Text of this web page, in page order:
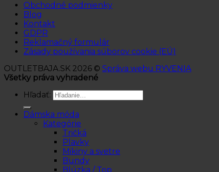
Obchodné podmienky
Blog
Kontakt
GDPR
Reklamačný formulár
Zásady používania súborov cookie (EÚ)
OUTLETBAJA.SK 2026 © Správa webu RYVENIA
Všetky práva vyhradené
Hľadať:
Dámska móda
Kategórie
Tričká
Plavky
Mikiny a svetre
Bundy
Blúzka / Top